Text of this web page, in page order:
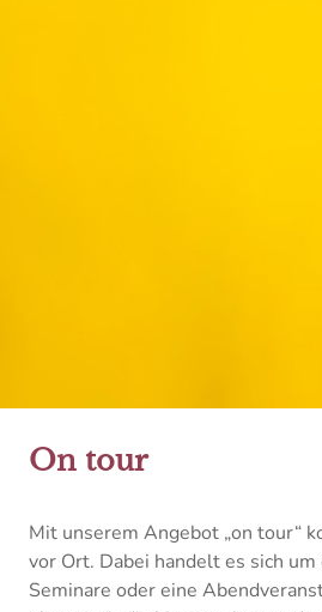
On tour
Mit unserem Angebot „on tour“
vor Ort. Dabei handelt es sich
Seminare oder eine